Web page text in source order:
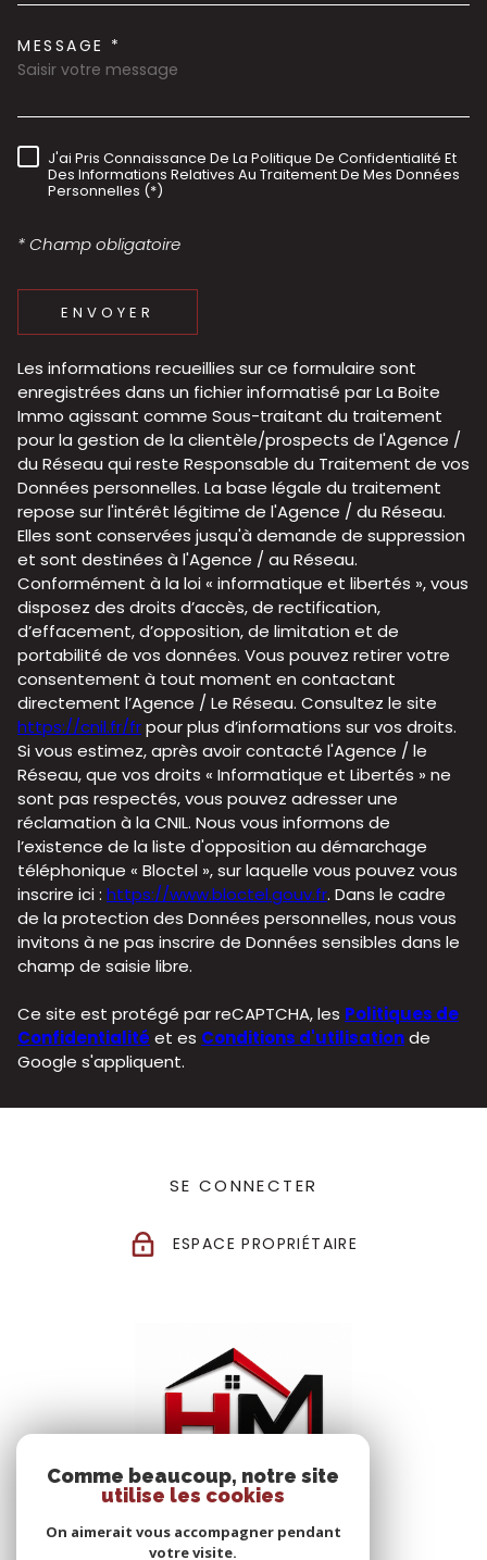
MESSAGE *
RÈGLEMENTATION
J'ai Pris Connaissance De La Politique De Confidentialité Et
Des Informations Relatives Au Traitement De Mes Données
Personnelles (*)
* Champ obligatoire
ENVOYER
Les informations recueillies sur ce formulaire sont
enregistrées dans un fichier informatisé par La Boite
Immo agissant comme Sous-traitant du traitement
pour la gestion de la clientèle/prospects de l'Agence /
du Réseau qui reste Responsable du Traitement de vos
Données personnelles. La base légale du traitement
repose sur l'intérêt légitime de l'Agence / du Réseau.
Elles sont conservées jusqu'à demande de suppression
et sont destinées à l'Agence / au Réseau.
Conformément à la loi « informatique et libertés », vous
disposez des droits d’accès, de rectification,
d’effacement, d’opposition, de limitation et de
portabilité de vos données. Vous pouvez retirer votre
consentement à tout moment en contactant
directement l’Agence / Le Réseau. Consultez le site
https://cnil.fr/frpour plus d’informations sur vos droits.
Si vous estimez, après avoir contacté l'Agence / le
Réseau, que vos droits « Informatique et Libertés » ne
sont pas respectés, vous pouvez adresser une
réclamation à la CNIL. Nous vous informons de
l’existence de la liste d'opposition au démarchage
téléphonique « Bloctel », sur laquelle vous pouvez vous
inscrire ici : https://www.bloctel.gouv.fr. Dans le cadre
de la protection des Données personnelles, nous vous
invitons à ne pas inscrire de Données sensibles dans le
champ de saisie libre.
Ce site est protégé par reCAPTCHA, les Politiques de
Confidentialité et es Conditions d'utilisationde
Google s'appliquent.
SE CONNECTER
ESPACE PROPRIÉTAIRE
Comme beaucoup, notre site
utilise les cookies
On aimerait vous accompagner pendant
votre visite.